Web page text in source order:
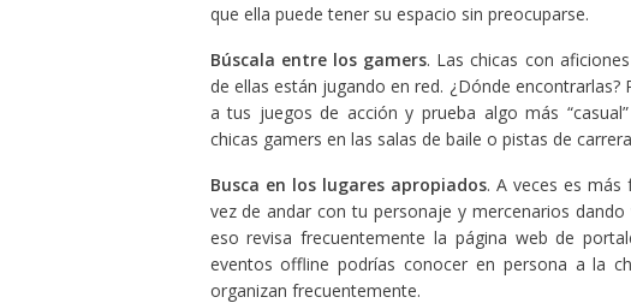
que ella puede tener su espacio sin preocuparse.
Búscala entre los gamers. Las chicas con
de ellas están jugando en red. ¿Dónde
a tus juegos de acción y prueba algo más
chicas gamers en las salas de baile o pistas de
Busca en los lugares apropiados. A veces es más
vez de andar con tu personaje y mercenarios
eso revisa frecuentemente la página web de
eventos offline podrías conocer en persona a la
organizan frecuentemente.